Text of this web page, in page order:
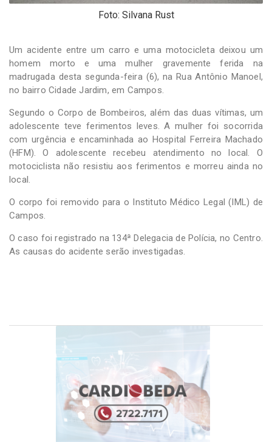
Foto: Silvana Rust
Um acidente entre um carro e uma motocicleta deixou um
homem morto e uma mulher gravemente ferida na
madrugada desta segunda-feira (6), na Rua Antônio Manoel,
no bairro Cidade Jardim, em Campos.
Segundo o Corpo de Bombeiros, além das duas vítimas, um
adolescente teve ferimentos leves. A mulher foi socorrida
com urgência e encaminhada ao Hospital Ferreira Machado
(HFM). O adolescente recebeu atendimento no local. O
motociclista não resistiu aos ferimentos e morreu ainda no
local.
O corpo foi removido para o Instituto Médico Legal (IML) de
Campos.
O caso foi registrado na 134ª Delegacia de Polícia, no Centro.
As causas do acidente serão investigadas.